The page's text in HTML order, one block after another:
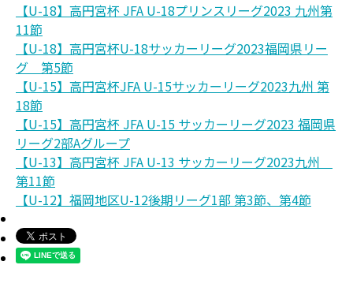
【U-18】高円宮杯 JFA U-18プリンスリーグ2023 九州第
11節
【U-18】高円宮杯U-18サッカーリーグ2023福岡県リー
グ 第5節
【U-15】高円宮杯JFA U-15サッカーリーグ2023九州 第
18節
【U-15】高円宮杯 JFA U-15 サッカーリーグ2023 福岡県
リーグ2部Aグループ
【U-13】高円宮杯 JFA U-13 サッカーリーグ2023九州
第11節
【U-12】福岡地区U-12後期リーグ1部 第3節、第4節